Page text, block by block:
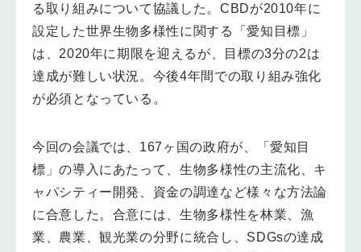
る取り組みについて協議した。CBDが2010年に
設定した世界生物多様性に関する「愛知目標」
は、2020年に期限を迎えるが、目標の3分の2は
達成が難しい状況。今後4年間での取り組み強化
が必須となっている。
今回の会議では、167ヶ国の政府が、「愛知目
標」の導入にあたって、生物多様性の主流化、キ
ャパシティー開発、資金の調達など様々な方法論
に合意した。合意には、生物多様性を林業、漁
業、農業、観光業の分野に統合し、SDGsの達成